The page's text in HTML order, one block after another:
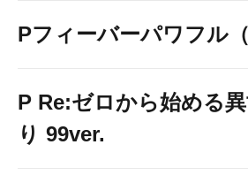
Pフィーバーパワフル（
P Re:ゼロから始める
り 99ver.